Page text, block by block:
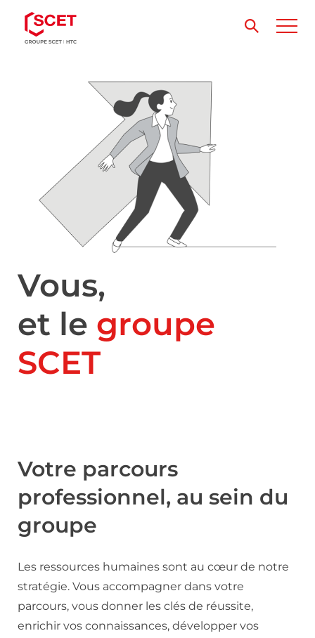
Vous,
et le groupe
SCET
Votre parcours
professionnel, au sein du
groupe
Les ressources humaines sont au cœur de notre
stratégie. Vous accompagner dans votre
parcours, vous donner les clés de réussite,
enrichir vos connaissances, développer vos